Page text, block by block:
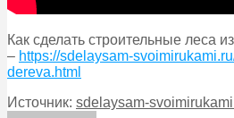
Как сделать строительные леса
– https://sdelaysam-
dereva.html
Источник: sdelaysam-